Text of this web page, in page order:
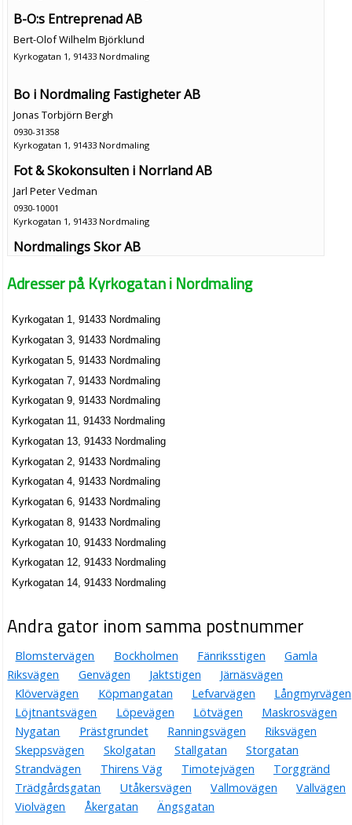
B-O:s Entreprenad AB
Bert-Olof Wilhelm Björklund
Kyrkogatan 1, 91433 Nordmaling
Bo i Nordmaling Fastigheter AB
Jonas Torbjörn Bergh
0930-31358
Kyrkogatan 1, 91433 Nordmaling
Fot & Skokonsulten i Norrland AB
Jarl Peter Vedman
0930-10001
Kyrkogatan 1, 91433 Nordmaling
Nordmalings Skor AB
0930-10001
Nordpalm AB
Jonas Torbjörn Bergh
0930-31358
Restaurang Pizzeria La Casa Mia
Robert Ait Zaid
0930-10034
Kyrkogatan 1 B Lgh 1101, 91433 Nordmaling
Norrhus Fastighetsbyrå AB
Anna Marja Vestermark
Kyrkogatan 1 C, 91433 Nordmaling
BlomBoden i Nordmaling AB
Susanne Louise Thorin
Kyrkogatan 2, 91433 Nordmaling
Levar Trädgård AB
0930-10228
Kyrkogatan 2, 91433 Nordmaling
Nordmalingsbygdens Arbetarekommun
0930-31340
Kyrkogatan 2, 91433 Nordmaling
Blomboden i Nordmaling
Susanne Louise Thorin
0930-31005
Kyrkogatan 2 Bv, 91433 Nordmaling
Adresser på Kyrkogatan i Nordmaling
Kyrkogatan 1, 91433 Nordmaling
Kyrkogatan 3, 91433 Nordmaling
Kyrkogatan 5, 91433 Nordmaling
Kyrkogatan 7, 91433 Nordmaling
Kyrkogatan 9, 91433 Nordmaling
Kyrkogatan 11, 91433 Nordmaling
Kyrkogatan 13, 91433 Nordmaling
Kyrkogatan 2, 91433 Nordmaling
Kyrkogatan 4, 91433 Nordmaling
Kyrkogatan 6, 91433 Nordmaling
Kyrkogatan 8, 91433 Nordmaling
Kyrkogatan 10, 91433 Nordmaling
Kyrkogatan 12, 91433 Nordmaling
Kyrkogatan 14, 91433 Nordmaling
Andra gator inom samma postnummer
Blomstervägen Bockholmen Fänriksstigen
Gamla
Riksvägen
Genvägen Jaktstigen
Järnäsvägen
Klövervägen
Köpmangatan Lefvarvägen
Långmyrvägen
Löjtnantsvägen
Löpevägen Lötvägen
Maskrosvägen
Nygatan
Prästgrundet Ranningsvägen
Riksvägen
Skeppsvägen
Skolgatan Stallgatan
Storgatan
Strandvägen
Thirens Väg Timotejvägen
Torggränd
Trädgårdsgatan
Utåkersvägen Vallmovägen
Vallvägen
Violvägen
Åkergatan Ängsgatan